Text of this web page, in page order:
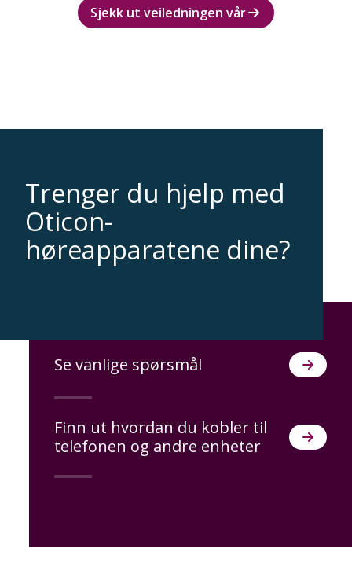
Sjekk ut veiledningen vår
Trenger du hjelp med
Oticon-
høreapparatene dine?
Se vanlige spørsmål
Finn ut hvordan du kobler til
telefonen og andre enheter